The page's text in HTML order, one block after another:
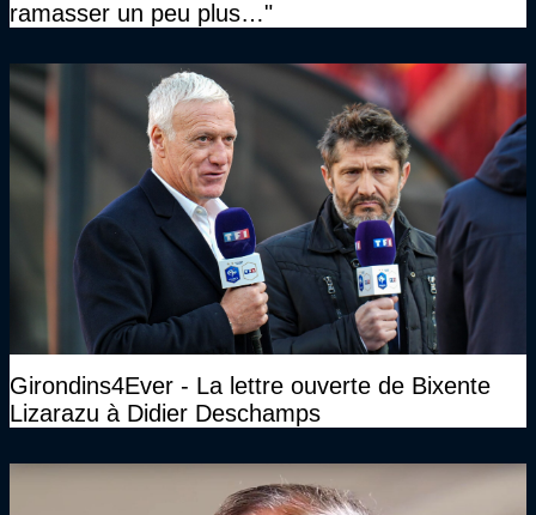
ramasser un peu plus…"
Girondins4Ever - La lettre ouverte de Bixente
Lizarazu à Didier Deschamps